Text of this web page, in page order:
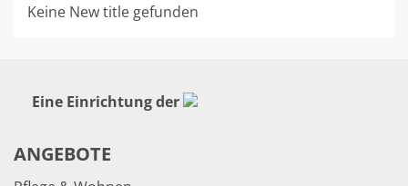
Keine New title gefunden
Eine Einrichtung der
ANGEBOTE